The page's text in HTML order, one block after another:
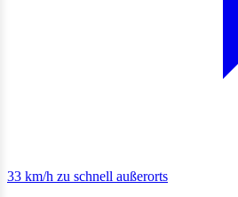
33 km/h zu schnell außerorts